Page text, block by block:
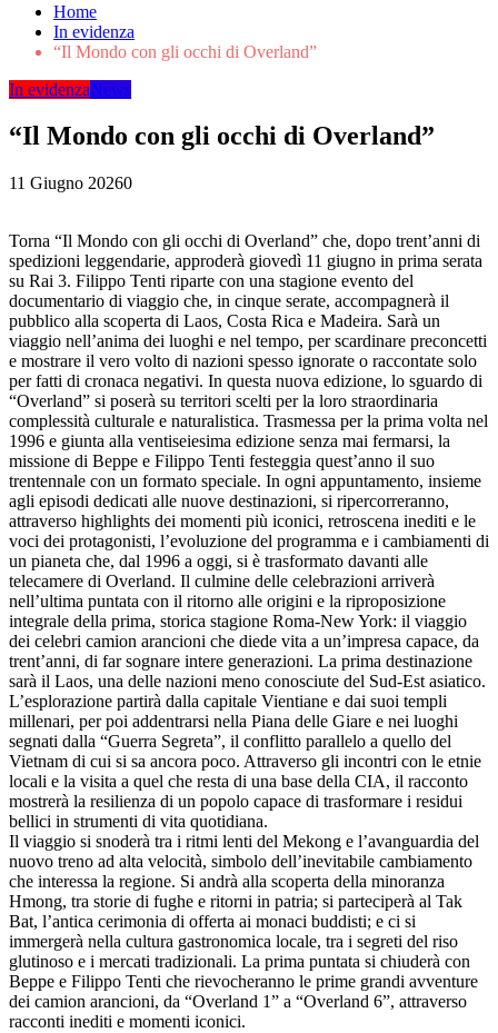
Home
In evidenza
“Il Mondo con gli occhi di Overland”
In evidenzaNews
“Il Mondo con gli occhi di Overland”
11 Giugno 20260
Torna “Il Mondo con gli occhi di Overland” che, dopo trent’anni di
spedizioni leggendarie, approderà giovedì 11 giugno in prima serata
su Rai 3. Filippo Tenti riparte con una stagione evento del
documentario di viaggio che, in cinque serate, accompagnerà il
pubblico alla scoperta di Laos, Costa Rica e Madeira. Sarà un
viaggio nell’anima dei luoghi e nel tempo, per scardinare preconcetti
e mostrare il vero volto di nazioni spesso ignorate o raccontate solo
per fatti di cronaca negativi. In questa nuova edizione, lo sguardo di
“Overland” si poserà su territori scelti per la loro straordinaria
complessità culturale e naturalistica. Trasmessa per la prima volta nel
1996 e giunta alla ventiseiesima edizione senza mai fermarsi, la
missione di Beppe e Filippo Tenti festeggia quest’anno il suo
trentennale con un formato speciale. In ogni appuntamento, insieme
agli episodi dedicati alle nuove destinazioni, si ripercorreranno,
attraverso highlights dei momenti più iconici, retroscena inediti e le
voci dei protagonisti, l’evoluzione del programma e i cambiamenti di
un pianeta che, dal 1996 a oggi, si è trasformato davanti alle
telecamere di Overland. Il culmine delle celebrazioni arriverà
nell’ultima puntata con il ritorno alle origini e la riproposizione
integrale della prima, storica stagione Roma-New York: il viaggio
dei celebri camion arancioni che diede vita a un’impresa capace, da
trent’anni, di far sognare intere generazioni. La prima destinazione
sarà il Laos, una delle nazioni meno conosciute del Sud-Est asiatico.
L’esplorazione partirà dalla capitale Vientiane e dai suoi templi
millenari, per poi addentrarsi nella Piana delle Giare e nei luoghi
segnati dalla “Guerra Segreta”, il conflitto parallelo a quello del
Vietnam di cui si sa ancora poco. Attraverso gli incontri con le etnie
locali e la visita a quel che resta di una base della CIA, il racconto
mostrerà la resilienza di un popolo capace di trasformare i residui
bellici in strumenti di vita quotidiana.
Il viaggio si snoderà tra i ritmi lenti del Mekong e l’avanguardia del
nuovo treno ad alta velocità, simbolo dell’inevitabile cambiamento
che interessa la regione. Si andrà alla scoperta della minoranza
Hmong, tra storie di fughe e ritorni in patria; si parteciperà al Tak
Bat, l’antica cerimonia di offerta ai monaci buddisti; e ci si
immergerà nella cultura gastronomica locale, tra i segreti del riso
glutinoso e i mercati tradizionali. La prima puntata si chiuderà con
Beppe e Filippo Tenti che rievocheranno le prime grandi avventure
dei camion arancioni, da “Overland 1” a “Overland 6”, attraverso
racconti inediti e momenti iconici.